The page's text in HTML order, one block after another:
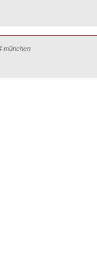
münchen